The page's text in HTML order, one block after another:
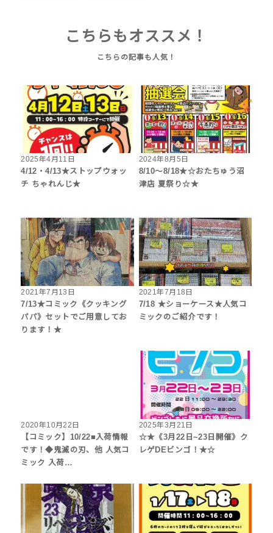
こちらもオススメ！
2025年4月11日
4/12・4/13★ストップウォッ
チ ちゃれんじ★
2024年8月5日
8/10～8/18★☆おたちゅう沼
津店 夏祭り☆★
2021年7月13日
7/13★コミック《クッキング
パパ》セットでご用意してお
ります！★
2021年7月18日
7/18 ★ショーケース★人気コ
ミックのご紹介です！
2020年10月22日
【コミック】10/22■入荷情報
です！◆鬼滅の刃、他 人気コ
ミック 入荷…
2025年3月21日
☆★《3月22日~23日開催》ク
レゲDEビンゴ！★☆